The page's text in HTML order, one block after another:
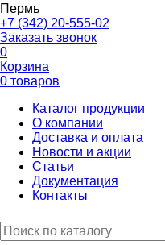
Пермь
+7 (342) 20-555-02
Заказать звонок
0
Корзина
0 товаров
Каталог продукции
О компании
Доставка и оплата
Новости и акции
Статьи
Документация
Контакты